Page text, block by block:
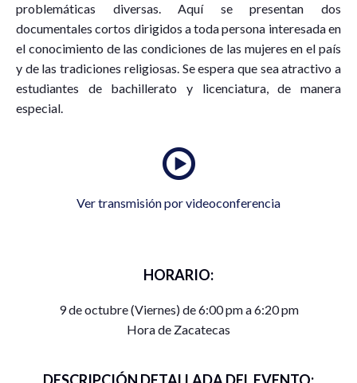
problemáticas diversas. Aquí se presentan dos
documentales cortos dirigidos a toda persona interesada en
el conocimiento de las condiciones de las mujeres en el país
y de las tradiciones religiosas. Se espera que sea atractivo a
estudiantes de bachillerato y licenciatura, de manera
especial.
Ver transmisión por videoconferencia
HORARIO:
9 de octubre (Viernes) de 6:00 pm a 6:20 pm
Hora de Zacatecas